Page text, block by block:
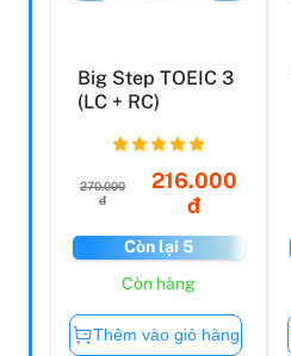
Big Step TOEIC 3
(LC + RC)
270.000
đ
216.000
đ
Còn lại 5
Còn hàng
Thêm vào giỏ hàng